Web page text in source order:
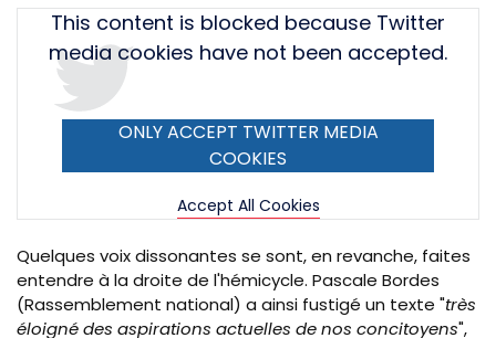
TweetThis content is blocked because Twitter
media cookies have not been accepted.
ONLY ACCEPT TWITTER MEDIA
COOKIES
Accept All Cookies
Quelques voix dissonantes se sont, en revanche, faites
entendre à la droite de l'hémicycle. Pascale Bordes
(Rassemblement national) a ainsi fustigé un texte "très
éloigné des aspirations actuelles de nos concitoyens",